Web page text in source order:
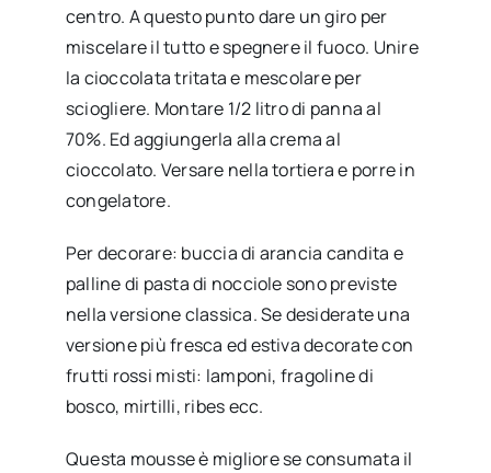
centro. A questo punto dare un giro per
miscelare il tutto e spegnere il fuoco. Unire
la cioccolata tritata e mescolare per
sciogliere. Montare 1/2 litro di panna al
70%. Ed aggiungerla alla crema al
cioccolato. Versare nella tortiera e porre in
congelatore.
Per decorare: buccia di arancia candita e
palline di pasta di nocciole sono previste
nella versione classica. Se desiderate una
versione più fresca ed estiva decorate con
frutti rossi misti: lamponi, fragoline di
bosco, mirtilli, ribes ecc.
Questa mousse è migliore se consumata il